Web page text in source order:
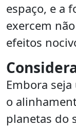
espaço, e a
exercem
efeitos
Embora
o
planetas do